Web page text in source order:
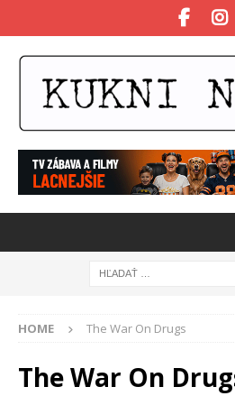
HOME The War On Drugs
The War On